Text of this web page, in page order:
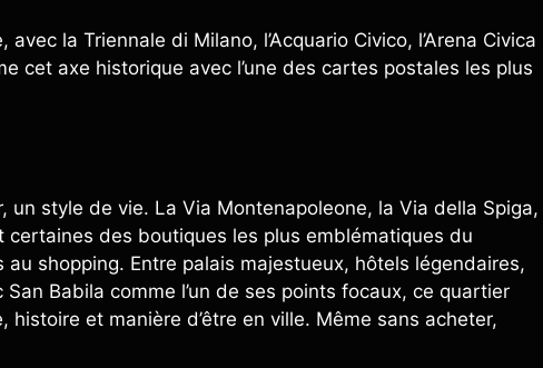
la Triennale di Milano, l’Acquario Civico, l’Arena Civica
cet axe historique avec l’une des cartes postales les plus
un style de vie. La Via Montenapoleone, la Via della Spiga,
certaines des boutiques les plus emblématiques du
shopping. Entre palais majestueux, hôtels légendaires,
Babila comme l’un de ses points focaux, ce quartier
histoire et manière d’être en ville. Même sans acheter,